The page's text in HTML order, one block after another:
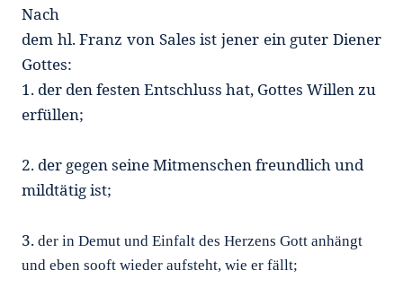
Nach
dem hl. Franz von Sales ist jener ein guter Diener
Gottes:
1. der den festen Entschluss hat, Gottes Willen zu
erfüllen;
2. der gegen seine Mitmenschen freundlich und
mildtätig ist;
3. der in Demut und Einfalt des Herzens Gott anhängt
und eben sooft wieder aufsteht, wie er fällt;